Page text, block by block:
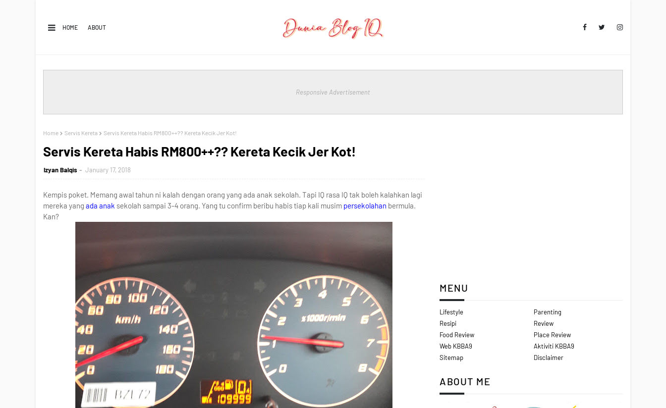
HOME ABOUT
Responsive Advertisement
Home Servis Kereta Servis Kereta Habis RM800++?? Kereta Kecik Jer Kot!
Servis Kereta Habis RM800++?? Kereta Kecik Jer Kot!
Izyan Balqis January 17, 2018
Kempis poket. Memang awal tahun ni kalah dengan orang yang ada anak sekolah. Tapi IQ rasa IQ tak boleh kalahkan lagi
mereka yang ada anak sekolah sampai 3-4 orang. Yang tu confirm beribu habis tiap kali musim persekolahan bermula.
Kan?
MENU
Lifestyle
Parenting
Resipi
Review
Food Review
Place Review
Web KBBA9
Aktiviti KBBA9
Sitemap
Disclaimer
ABOUT ME